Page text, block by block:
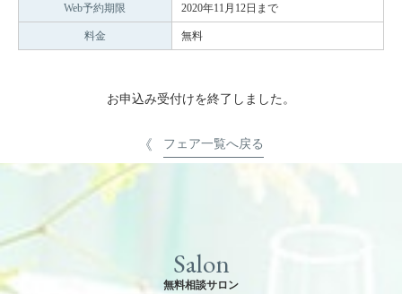
Web予約期限 2020年11月12日まで
料金 無料
お申込み受付けを終了しました。
フェア一覧へ戻る
Salon
無料相談サロン